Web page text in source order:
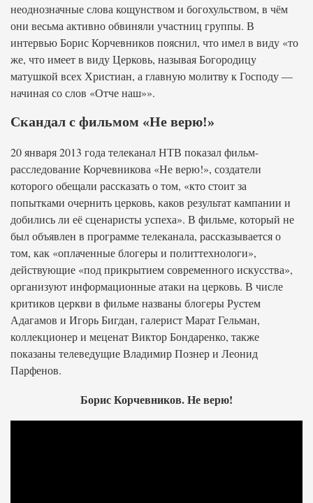
неоднозначные слова кощунством и богохульством, в чём
они весьма активно обвиняли участниц группы. В
интервью Борис Корчевников пояснил, что имел в виду «то
же, что имеет в виду Церковь, называя Богородицу
матушкой всех Христиан, а главную молитву к Господу —
начиная со слов «Отче наш»».
Скандал с фильмом «Не верю!»
20 января 2013 года телеканал НТВ показал фильм-
расследование Корчевникова «Не верю!», создатели
которого обещали рассказать о том, «кто стоит за
попытками очернить церковь, каков результат кампании и
добились ли её сценаристы успеха». В фильме, который не
был объявлен в программе телеканала, рассказывается о
том, как «оплаченные блогеры и политтехнологи»,
действующие «под прикрытием современного искусства»,
организуют информационные атаки на церковь. В числе
критиков церкви в фильме названы блогеры Рустем
Адагамов и Игорь Бигдан, галерист Марат Гельман,
коллекционер и меценат Виктор Бондаренко, также
показаны телеведущие Владимир Познер и Леонид
Парфенов.
Борис Корчевников. Не верю!